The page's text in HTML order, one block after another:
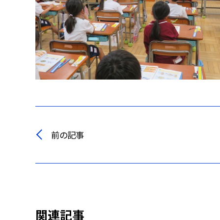
前の記事
関連記事